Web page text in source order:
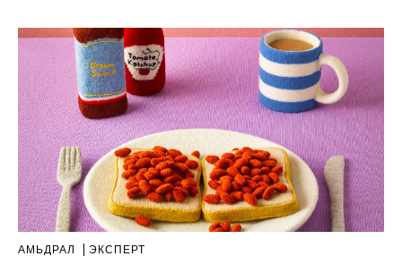
АМЬДРАЛ ЭКСПЕРТ